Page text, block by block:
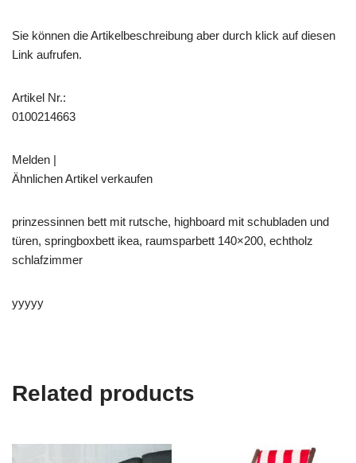
Sie können die Artikelbeschreibung aber durch klick auf diesen
Link aufrufen.
Artikel Nr.:
0100214663
Melden |
Ähnlichen Artikel verkaufen
prinzessinnen bett mit rutsche, highboard mit schubladen und
türen, springboxbett ikea, raumsparbett 140×200, echtholz
schlafzimmer
yyyyy
Related products